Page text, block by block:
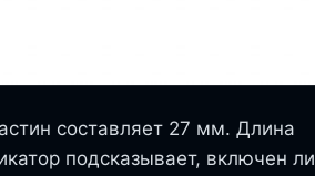
составляет 27 мм. Длина
подсказывает, включен ли